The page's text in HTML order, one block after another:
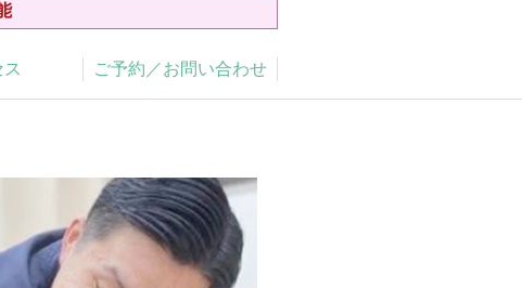
ご予約／お問い合わせ